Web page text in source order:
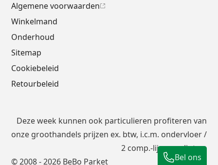
Algemene voorwaarden
Winkelmand
Onderhoud
Sitemap
Cookiebeleid
Retourbeleid
© 2008 - 2026 BeBo Parket
Deze week kunnen ook particulieren profiteren van
onze groothandels prijzen ex. btw, i.c.m. ondervloer/
2 comp.-lijm en plinten.
Bel ons